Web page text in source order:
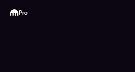
Kraken
Pro